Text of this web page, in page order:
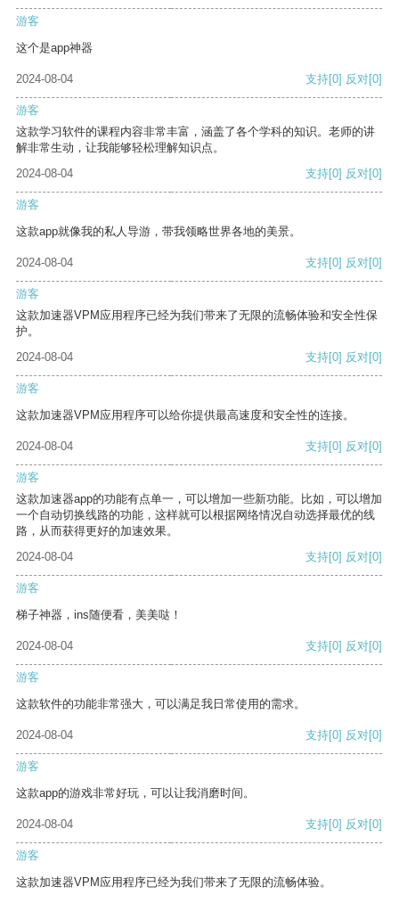
游客
这个是app神器
2024-08-04 支持[0] 反对[0]
游客
这款学习软件的课程内容非常丰富，涵盖了各个学科的知识。老师的讲
解非常生动，让我能够轻松理解知识点。
2024-08-04
支持[0] 反对[0]
游客
这款app就像我的私人导游，带我领略世界各地的美景。
2024-08-04 支持[0] 反对[0]
游客
这款加速器VPM应用程序已经为我们带来了无限的流畅体验和安全性保
护。
2024-08-04
支持[0] 反对[0]
游客
这款加速器VPM应用程序可以给你提供最高速度和安全性的连接。
2024-08-04 支持[0] 反对[0]
游客
这款加速器app的功能有点单一，可以增加一些新功能。比如，可以增加
一个自动切换线路的功能，这样就可以根据网络情况自动选择最优的线
路，从而获得更好的加速效果。
2024-08-04
支持[0] 反对[0]
游客
梯子神器，ins随便看，美美哒！
2024-08-04 支持[0] 反对[0]
游客
这款软件的功能非常强大，可以满足我日常使用的需求。
2024-08-04 支持[0] 反对[0]
游客
这款app的游戏非常好玩，可以让我消磨时间。
2024-08-04 支持[0] 反对[0]
游客
这款加速器VPM应用程序已经为我们带来了无限的流畅体验。